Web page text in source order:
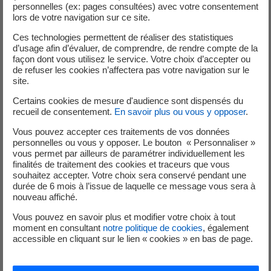
DOCUMENTS DU COMITE DE CONCERTATION
DU 10 OCTOBRE 2022
DU 27 JUIN 2022
DOCUMENTS DU COMITE DE CONCERTATION
DU 7 MARS 2022
personnelles (ex: pages consultées) avec votre consentement
lors de votre navigation sur ce site.
Ces technologies permettent de réaliser des statistiques
d’usage afin d’évaluer, de comprendre, de rendre compte de la
façon dont vous utilisez le service. Votre choix d’accepter ou
de refuser les cookies n’affectera pas votre navigation sur le
site.
Certains cookies de mesure d'audience sont dispensés du
recueil de consentement. En savoir plus ou vous y opposer.
Vous pouvez accepter ces traitements de vos données
personnelles ou vous y opposer. Le bouton « Personnaliser »
vous permet par ailleurs de paramétrer individuellement les
finalités de traitement des cookies et traceurs que vous
souhaitez accepter. Votre choix sera conservé pendant une
durée de 6 mois à l’issue de laquelle ce message vous sera à
nouveau affiché.
Vous pouvez en savoir plus et modifier votre choix à tout
moment en consultant notre politique de cookies, également
accessible en cliquant sur le lien « cookies » en bas de page.